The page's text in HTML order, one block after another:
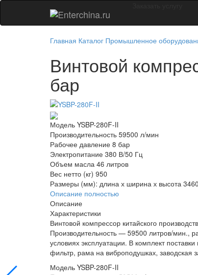
Главная Каталог Промышленное
Винтовой
бар
Модель YSBP-280F-II
Производительность 59500 л/мин
Рабочее давление 8 бар
Электропитание 380 В/50 Гц
Объем масла 46 литров
Вес нетто (кг) 950
Размеры (мм): длина х ширина х высота
Описание полностью
Описание
Характеристики
Винтовой компрессор китайского
Производительность — 59500 литров/мин.,
условиях эксплуатации. В комплект
фильтр, рама на виброподушках, заводская
Модель YSBP-280F-II